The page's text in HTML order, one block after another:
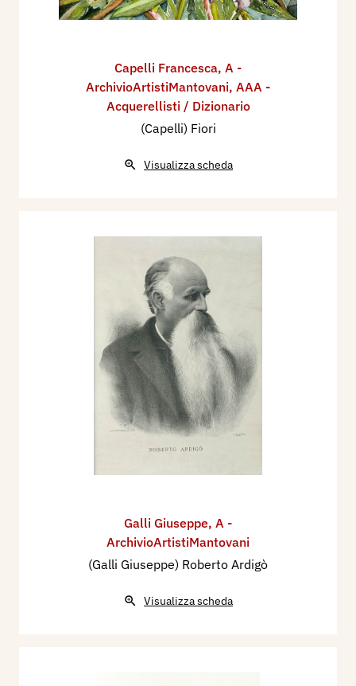
Capelli Francesca, A -
ArchivioArtistiMantovani, AAA -
Acquerellisti / Dizionario
(Capelli) Fiori
Visualizza scheda
Galli Giuseppe, A -
ArchivioArtistiMantovani
(Galli Giuseppe) Roberto Ardigò
Visualizza scheda